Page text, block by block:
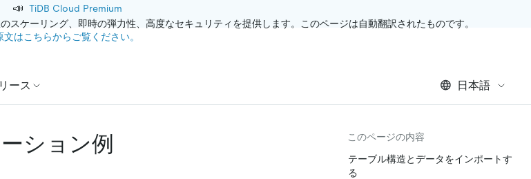
📣 TiDB Cloud Premium
ケーリング、即時の弾力性、高度なセキュリティを提供します。このページは自動翻訳されたものです。
文はこちらからご覧ください。
ース 日本語
ション例
このページの内容
テーブル構造とデータをインポートす
る